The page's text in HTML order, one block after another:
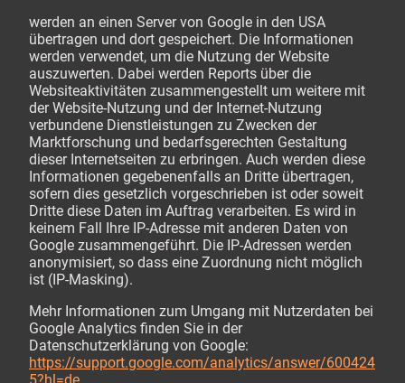
werden an einen Server von Google in den USA
übertragen und dort gespeichert. Die Informationen
werden verwendet, um die Nutzung der Website
auszuwerten. Dabei werden Reports über die
Websiteaktivitäten zusammengestellt um weitere mit
der Website-Nutzung und der Internet-Nutzung
verbundene Dienstleistungen zu Zwecken der
Marktforschung und bedarfsgerechten Gestaltung
dieser Internetseiten zu erbringen. Auch werden diese
Informationen gegebenenfalls an Dritte übertragen,
sofern dies gesetzlich vorgeschrieben ist oder soweit
Dritte diese Daten im Auftrag verarbeiten. Es wird in
keinem Fall Ihre IP-Adresse mit anderen Daten von
Google zusammengeführt. Die IP-Adressen werden
anonymisiert, so dass eine Zuordnung nicht möglich
ist (IP-Masking).
Mehr Informationen zum Umgang mit Nutzerdaten bei
Google Analytics finden Sie in der
Datenschutzerklärung von Google:
https://support.google.com/analytics/answer/600424
5?hl=de